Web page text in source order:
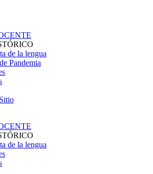
de la lengua
Pandemia
de la lengua